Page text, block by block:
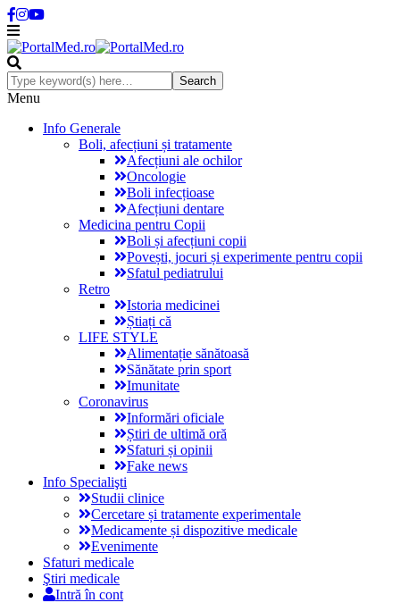
Menu
Info Generale
Boli, afecțiuni și tratamente
Afecțiuni ale ochilor
Oncologie
Boli infecțioase
Afecțiuni dentare
Medicina pentru Copii
Boli și afecțiuni copii
Povești, jocuri și experimente pentru copii
Sfatul pediatrului
Retro
Istoria medicinei
Știați că
LIFE STYLE
Alimentație sănătoasă
Sănătate prin sport
Imunitate
Coronavirus
Informări oficiale
Știri de ultimă oră
Sfaturi și opinii
Fake news
Info Specialişti
Studii clinice
Cercetare și tratamente experimentale
Medicamente și dispozitive medicale
Evenimente
Sfaturi medicale
Ştiri medicale
Intră în cont